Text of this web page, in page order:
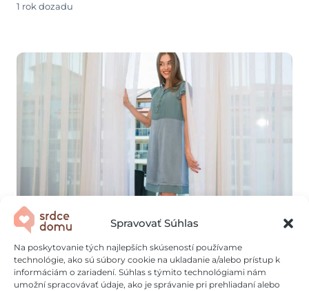
Spravovať Súhlas
Na poskytovanie tých najlepších skúseností používame
technológie, ako sú súbory cookie na ukladanie a/alebo prístup k
informáciám o zariadení. Súhlas s týmito technológiami nám
umožní spracovávať údaje, ako je správanie pri prehliadaní alebo
1 rok dozadu
Sú zašednuté alebo zažltnuté? 7 spôsobov
ako vybieliť záclony
1 rok dozadu